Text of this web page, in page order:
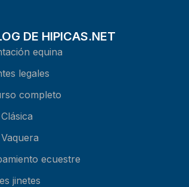
DE HIPICAS.NET
equina
legales
completo
ecuestre
jinetes